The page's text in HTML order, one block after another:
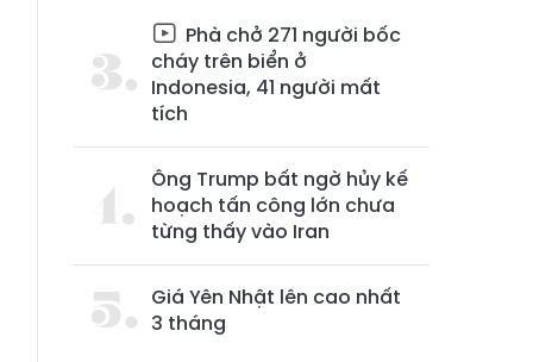
Phà chở 271 người bốc
cháy trên biển ở
Indonesia, 41 người mất
tích
Ông Trump bất ngờ hủy kế
hoạch tấn công lớn chưa
từng thấy vào Iran
Giá Yên Nhật lên cao nhất
3 tháng